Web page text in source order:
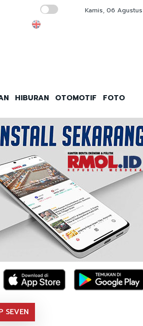
Babinsa Dipakai
Kamis, 06
HIBURAN OTOMOTIF FOTO
SEVEN